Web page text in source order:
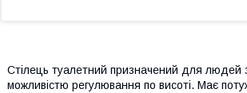
Стілець туалетний призначений для людей
можливістю регулювання по висоті. Має